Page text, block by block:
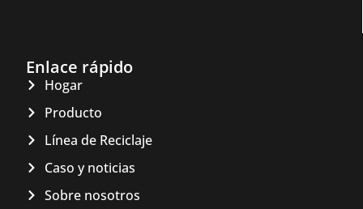
Enlace rápido
Hogar
Producto
Línea de Reciclaje
Caso y noticias
Sobre nosotros